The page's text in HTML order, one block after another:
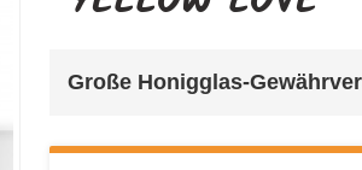
Große Honigglas-